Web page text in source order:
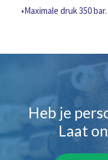
•Maximale druk 350 bar.
Heb je
Laat